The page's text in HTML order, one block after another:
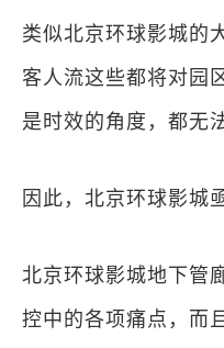
类似北京环球影城的
客人流这些都将对园
是时效的角度，都无
因此，北京环球影城
北京环球影城地下管
控中的各项痛点，而